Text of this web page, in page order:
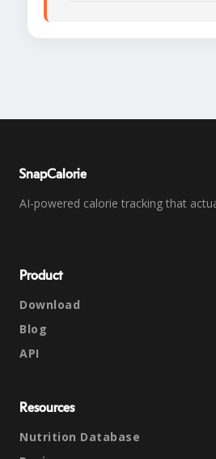
SnapCalorie
AI-powered calorie tracking that
Product
Download
Blog
API
Resources
Nutrition Database